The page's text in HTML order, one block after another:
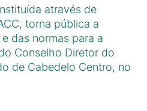
através de
torna pública a
das normas para a
Conselho Diretor do
de Cabedelo Centro, no